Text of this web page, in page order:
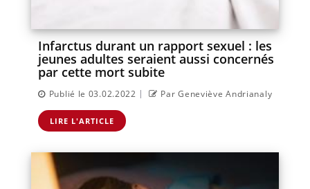
Infarctus durant un rapport sexuel : les
jeunes adultes seraient aussi concernés
par cette mort subite
Publié le 03.02.2022 | Par Geneviève Andrianaly
LIRE L'ARTICLE